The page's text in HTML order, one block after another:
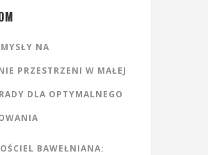
NA
PRZESTRZENI W MAŁEJ
DLA OPTYMALNEGO
BAWEŁNIANA: